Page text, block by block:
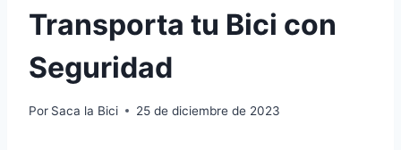
Transporta tu Bici con
Seguridad
Por Saca la Bici 25 de diciembre de 2023